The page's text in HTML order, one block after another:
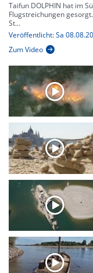
Taifun DOLPHIN hat im
Flugstreichungen
St...
Veröffentlicht: Sa
Zum Video